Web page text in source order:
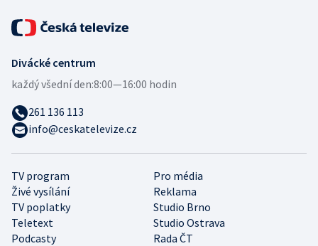
TV program
Pro média
Živé vysílání
Reklama
TV poplatky
Studio Brno
Teletext
Studio Ostrava
Podcasty
Rada ČT
Divácké centrum
každý všední den:8:00—16:00 hodin
261 136 113
info@ceskatelevize.cz